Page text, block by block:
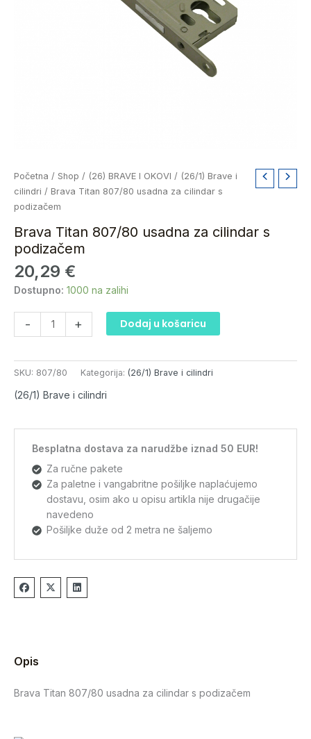
Početna / Shop / (26) BRAVE I OKOVI / (26/1) Brave i
cilindri / Brava Titan 807/80 usadna za cilindar s
podizačem
Brava Titan 807/80 usadna za cilindar s
podizačem
20,29 €
Dostupno: 1000 na zalihi
-
Brava
Titan
807/80
za
cilindar
s
podizačem
količina
+ Dodaj u košaricu
SKU: 807/80 Kategorija: (26/1) Brave i cilindri
(26/1) Brave i cilindri
Besplatna dostava za narudžbe iznad 50 EUR!
Za ručne pakete
Za paletne i vangabritne pošiljke naplaćujemo
dostavu, osim ako u opisu artikla nije drugačije
navedeno
Pošiljke duže od 2 metra ne šaljemo
Opis
Brava Titan 807/80 usadna za cilindar s podizačem